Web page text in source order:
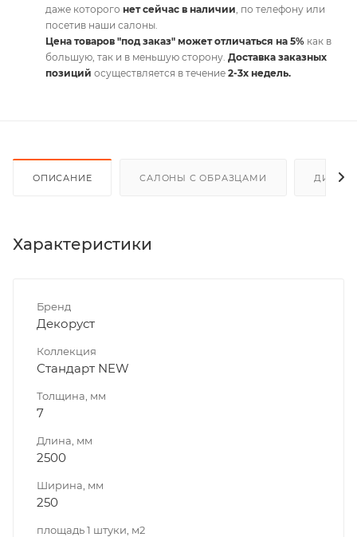
даже которого нет сейчас в наличии, по телефону или
посетив наши салоны.
Цена товаров "под заказ" может отличаться на 5% как в
большую, так и в меньшую сторону. Доставка заказных
позиций осуществляется в течение 2-3х недель.
ОПИСАНИЕ САЛОНЫ С ОБРАЗЦАМИ
Характеристики
Бренд
Декоруст
Коллекция
Стандарт NEW
Толщина, мм
7
Длина, мм
2500
Ширина, мм
250
площадь 1 штуки, м2